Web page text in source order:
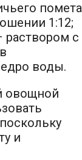
1:12;
с
воды.
овощной
и